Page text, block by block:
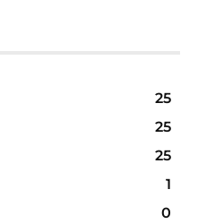
25
25
25
1
0